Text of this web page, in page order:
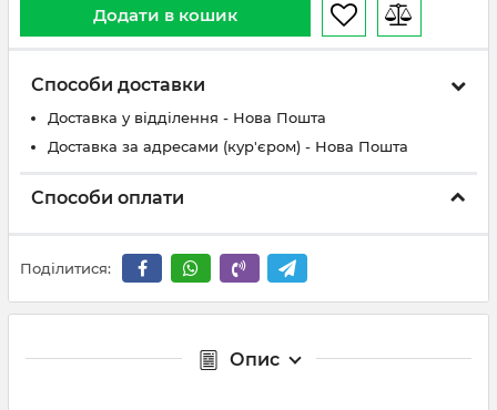
Додати в кошик
Способи доставки
Доставка у відділення - Нова Пошта
Доставка за адресами (кур'єром) - Нова Пошта
Способи оплати
Поділитися:
Опис